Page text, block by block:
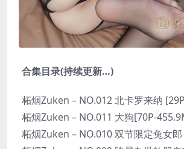
合集目录(持续更新…)
柘烟Zuken – NO.012 北卡罗来纳
柘烟Zuken – NO.011 大狗[70P-
柘烟Zuken – NO.010 双节限定兔女